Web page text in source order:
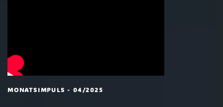
MONATSIMPULS - 04/2025